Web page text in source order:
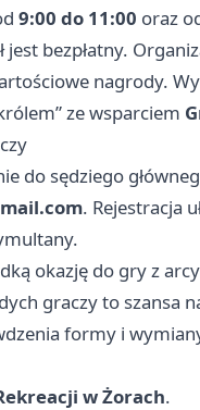
9:00 do 11:00 oraz
jest bezpłatny.
nagrody.
ze wsparciem
do sędziego
. Rejestracja
okazję do gry z
graczy to szansa
formy i
w Żorach.